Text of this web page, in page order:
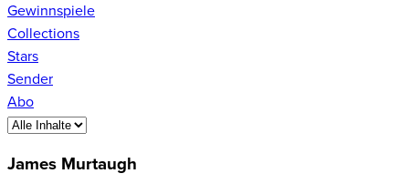
Gewinnspiele
Collections
Stars
Sender
Abo
James Murtaugh